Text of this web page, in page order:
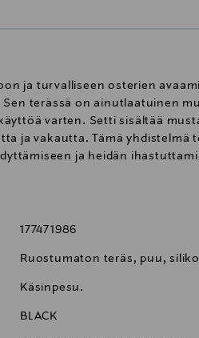
ja turvalliseen osterien
terässä on ainutlaatuinen
varten. Setti sisältää
ja vakautta. Tämä yhdistelmä
ja heidän
177471986
Ruostumaton teräs, puu,
Käsinpesu.
BLACK